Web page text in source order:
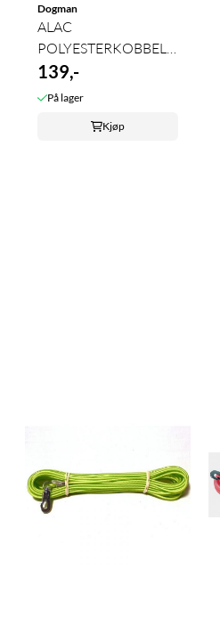
Dogman
ALAC
POLYESTERKOBBEL
GUL M/REFLEKS
139,-
På lager
Kjøp